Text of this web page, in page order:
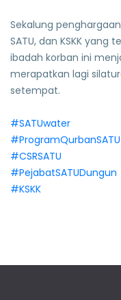
Sekalung
SATU, dan KSKK yang
ibadah korban ini
merapatkan lagi
setempat.
#SATUwater
#ProgramQurbanSATU
#CSRSATU
#PejabatSATUDungun
#KSKK